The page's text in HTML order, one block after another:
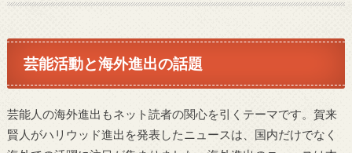
芸能活動と海外進出の話題
芸能人の海外進出もネット読者の関心を引くテーマです。賀来
賢人がハリウッド進出を発表したニュースは、国内だけでなく